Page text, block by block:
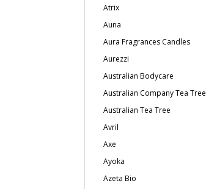
Atrix
Auna
Aura Fragrances Candles
Aurezzi
Australian Bodycare
Australian Company Tea Tree
Australian Tea Tree
Avril
Axe
Ayoka
Azeta Bio